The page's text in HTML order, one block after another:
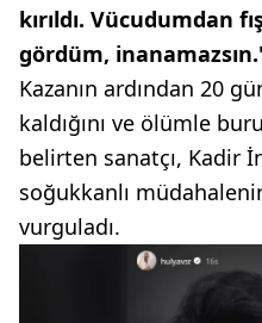
kırıldı. Vücudumdan
gördüm,
Kazanın ardından 20
kaldığını ve ölümle
belirten sanatçı, Kadir
soğukkanlı
vurguladı.